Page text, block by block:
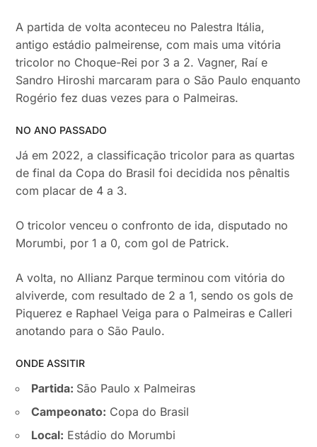
A partida de volta aconteceu no Palestra Itália,
antigo estádio palmeirense, com mais uma vitória
tricolor no Choque-Rei por 3 a 2. Vagner, Raí e
Sandro Hiroshi marcaram para o São Paulo enquanto
Rogério fez duas vezes para o Palmeiras.
NO ANO PASSADO
Já em 2022, a classificação tricolor para as quartas
de final da Copa do Brasil foi decidida nos pênaltis
com placar de 4 a 3.
O tricolor venceu o confronto de ida, disputado no
Morumbi, por 1 a 0, com gol de Patrick.
A volta, no Allianz Parque terminou com vitória do
alviverde, com resultado de 2 a 1, sendo os gols de
Piquerez e Raphael Veiga para o Palmeiras e Calleri
anotando para o São Paulo.
ONDE ASSITIR
Partida: São Paulo x Palmeiras
Campeonato: Copa do Brasil
Local: Estádio do Morumbi